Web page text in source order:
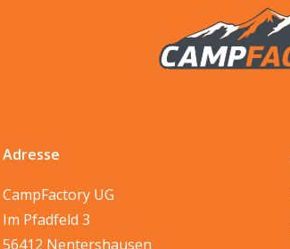
Adresse
CampFactory UG
Im Pfadfeld 3
56412 Nentershausen